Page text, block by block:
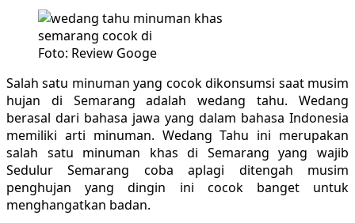
Foto: Review Googe
Salah satu minuman yang cocok dikonsumsi saat musim
hujan di Semarang adalah wedang tahu. Wedang
berasal dari bahasa jawa yang dalam bahasa Indonesia
memiliki arti minuman. Wedang Tahu ini merupakan
salah satu minuman khas di Semarang yang wajib
Sedulur Semarang coba aplagi ditengah musim
penghujan yang dingin ini cocok banget untuk
menghangatkan badan.